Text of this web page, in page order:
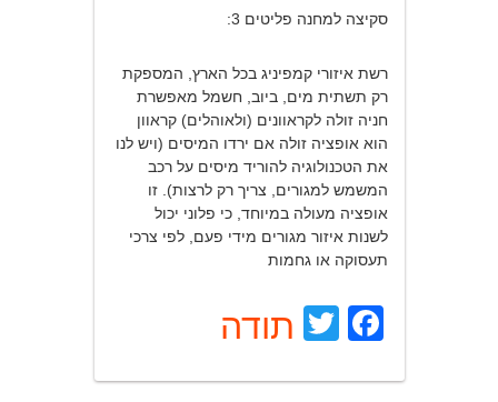
סקיצה למחנה פליטים 3:
רשת איזורי קמפיניג בכל הארץ, המספקת
רק תשתית מים, ביוב, חשמל מאפשרת
חניה זולה לקראוונים (ולאוהלים) קראוון
הוא אופציה זולה אם ירדו המיסים (ויש לנו
את הטכנולוגיה להוריד מיסים על רכב
המשמש למגורים, צריך רק לרצות). זו
אופציה מעולה במיוחד, כי פלוני יכול
לשנות איזור מגורים מידי פעם, לפי צרכי
תעסוקה או גחמות
Facebook
Twitter
תודה